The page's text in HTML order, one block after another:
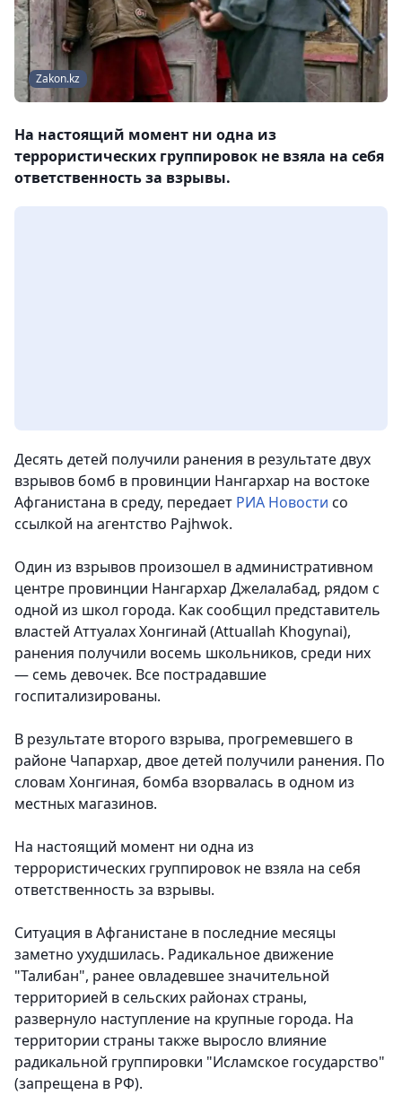
Zakon.kz
На настоящий момент ни одна из
террористических группировок не взяла на себя
ответственность за взрывы.
Десять детей получили ранения в результате двух
взрывов бомб в провинции Нангархар на востоке
Афганистана в среду, передает РИА Новости со
ссылкой на агентство Pajhwok.
Один из взрывов произошел в административном
центре провинции Нангархар Джелалабад, рядом с
одной из школ города. Как сообщил представитель
властей Аттуалах Хонгинай (Attuallah Khogynai),
ранения получили восемь школьников, среди них
— семь девочек. Все пострадавшие
госпитализированы.
В результате второго взрыва, прогремевшего в
районе Чапархар, двое детей получили ранения. По
словам Хонгиная, бомба взорвалась в одном из
местных магазинов.
На настоящий момент ни одна из
террористических группировок не взяла на себя
ответственность за взрывы.
Ситуация в Афганистане в последние месяцы
заметно ухудшилась. Радикальное движение
"Талибан", ранее овладевшее значительной
территорией в сельских районах страны,
развернуло наступление на крупные города. На
территории страны также выросло влияние
радикальной группировки "Исламское государство"
(запрещена в РФ).